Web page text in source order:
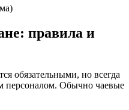
правила и
обязательными, но всегда
персоналом. Обычно чаевые